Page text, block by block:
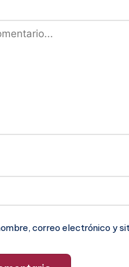
correo electrónico y